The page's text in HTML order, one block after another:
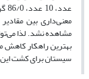
مشاهده نشد. لذا
بهترین راهکار
سیستان برای کشت این